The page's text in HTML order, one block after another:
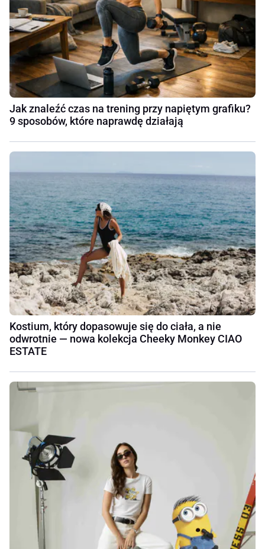
Jak znaleźć czas na trening przy napiętym grafiku?
9 sposobów, które naprawdę działają
Kostium, który dopasowuje się do ciała, a nie
odwrotnie — nowa kolekcja Cheeky Monkey CIAO
ESTATE